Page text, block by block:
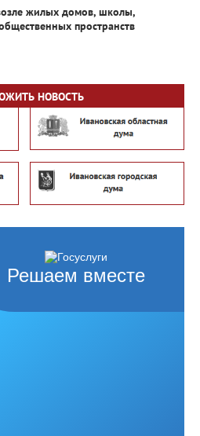
жилых домов, школы,
пространств
НОВОСТЬ
Решаем вместе